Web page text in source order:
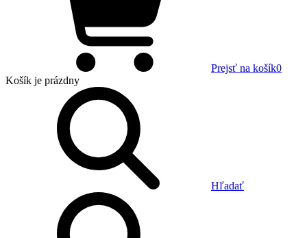
Prejsť na košík0
Košík je prázdny
Hľadať